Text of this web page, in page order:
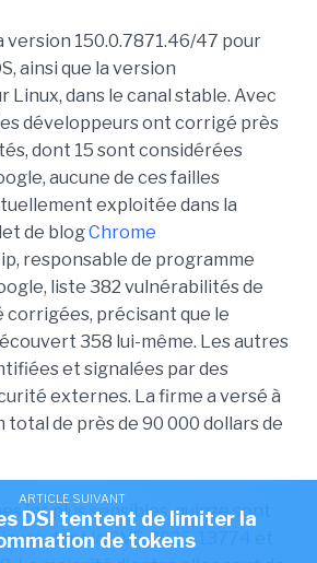
version 150.0.7871.46/47 pour
ainsi que la version
Linux, dans le canal stable. Avec
développeurs ont corrigé près
dont 15 sont considérées
aucune de ces failles
exploitée dans la
de blogChrome
responsable de programme
liste 382 vulnérabilités de
précisant que le
358 lui-même. Les autres
et signalées par des
externes. La firme a versé à
total de près de 90 000 dollars de
les plus sensibles, quinze sont
dont laCVE-2026-13774
ARTICLE SUIVANT
DSI tentent de limiter la
de tokens